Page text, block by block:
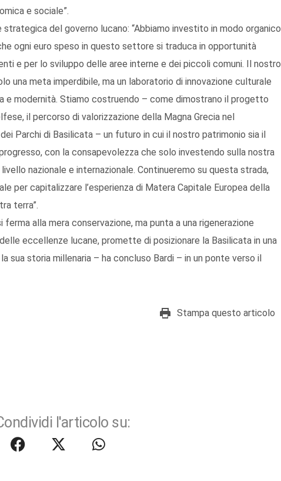
e sociale”.
del governo lucano: “Abbiamo investito in modo organico
ogni euro speso in questo settore si traduca in opportunità
e per lo sviluppo delle aree interne e dei piccoli comuni. Il nostro
una meta imperdibile, ma un laboratorio di innovazione culturale
e modernità. Stiamo costruendo – come dimostrano il progetto
il percorso di valorizzazione della Magna Grecia nel
Parchi di Basilicata – un futuro in cui il nostro patrimonio sia il
con la consapevolezza che solo investendo sulla nostra
nazionale e internazionale. Continueremo su questa strada,
per capitalizzare l’esperienza di Matera Capitale Europea della
terra”.
ferma alla mera conservazione, ma punta a una rigenerazione
eccellenze lucane, promette di posizionare la Basilicata in una
sua storia millenaria – ha concluso Bardi – in un ponte verso il
Stampa questo articolo
l'articolo su: